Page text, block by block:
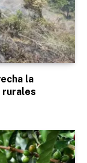
la
rurales